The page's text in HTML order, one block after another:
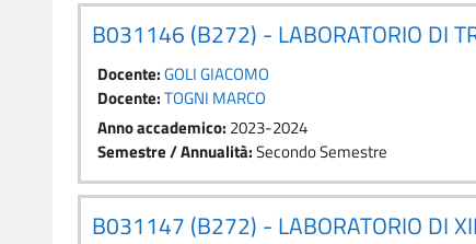
B031146 (B272) - LABORATORIO DI
Docente:GOLI GIACOMO
Docente:TOGNI MARCO
Anno accademico: 2023-2024
Semestre / Annualità:Secondo Semestre
B031147 (B272) - LABORATORIO DI